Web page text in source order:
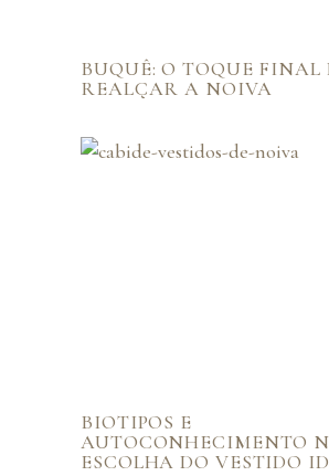
BUQUÊ: O TOQUE FINAL
REALÇAR A NOIVA
BIOTIPOS E
AUTOCONHECIMENTO
ESCOLHA DO VESTIDO